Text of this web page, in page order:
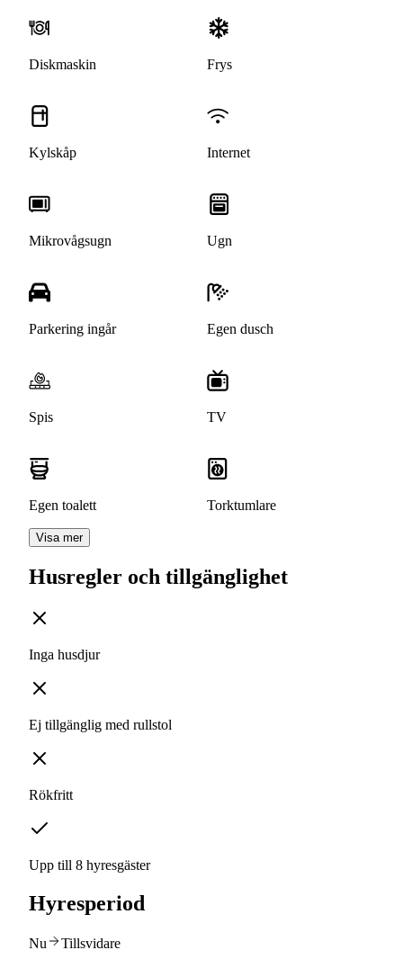
Diskmaskin Frys
Kylskåp Internet
Mikrovågsugn Ugn
Parkering ingår Egen dusch
Spis TV
Egen toalett Torktumlare
Visa mer
Husregler och tillgänglighet
Inga husdjur
Ej tillgänglig med rullstol
Rökfritt
Upp till 8 hyresgäster
Hyresperiod
Nu Tillsvidare